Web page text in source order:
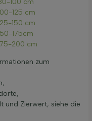
100 cm
125 cm
150 cm
175cm
200 cm
zum
und Zierwert, siehe die